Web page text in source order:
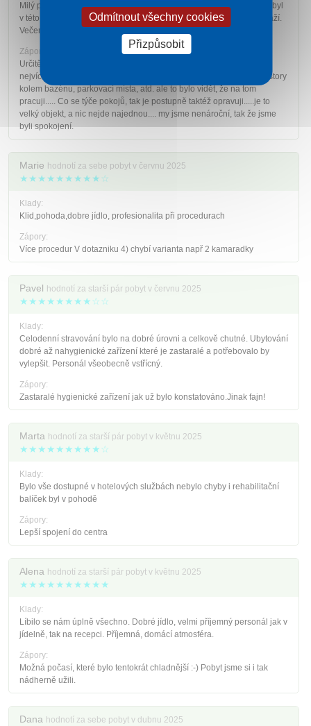
Milý personál, moc šikovné sestřičky, skvělý venkovní bazén -(krytý byl
v této době v rekonstrukci), pokoje a jídelna čistá, je vidět, že se snaží.
Večerní tanečky, procházky kolem přehrady a do centra Luhačovic.
Zápory:
Určitě by bylo co vylepšovat, majitelé a celý kolektiv určitě ví, co je
nejvíce potřeba, a postupně to budou realizovat. (npř. dokončit prostory
kolem bazénu, parkovací místa, atd. ale to bylo vidět, že na tom
pracuji..... Co se týče pokojů, tak je postupně taktéž opravuji.....je to
velký objekt, a nic nejde najednou.... my jsme nenároční, tak že jsme
byli spokojení.
Marie hodnotí za sebe pobyt v červnu 2025
★★★★★★★★★☆
Klady:
Klid,pohoda,dobre jídlo, profesionalita při procedurach
Zápory:
Více procedur V dotazniku 4) chybí varianta např 2 kamaradky
Pavel hodnotí za starší pár pobyt v červnu 2025
★★★★★★★★☆☆
Klady:
Celodenní stravování bylo na dobré úrovni a celkově chutné. Ubytování
dobré až nahygienické zařízení které je zastaralé a potřebovalo by
vylepšit. Personál všeobecně vstřícný.
Zápory:
Zastaralé hygienické zařízení jak už bylo konstatováno.Jinak fajn!
Marta hodnotí za starší pár pobyt v květnu 2025
★★★★★★★★★☆
Klady:
Bylo vše dostupné v hotelových službách nebylo chyby i rehabilitační
balíček byl v pohodě
Zápory:
Lepší spojení do centra
Alena hodnotí za starší pár pobyt v květnu 2025
★★★★★★★★★★
Klady:
Líbilo se nám úplně všechno. Dobré jídlo, velmi příjemný personál jak v
jídelně, tak na recepci. Příjemná, domácí atmosféra.
Zápory:
Možná počasí, které bylo tentokrát chladnější :-) Pobyt jsme si i tak
nádherně užili.
Dana hodnotí za sebe pobyt v dubnu 2025
Odmítnout všechny cookies
Přizpůsobit